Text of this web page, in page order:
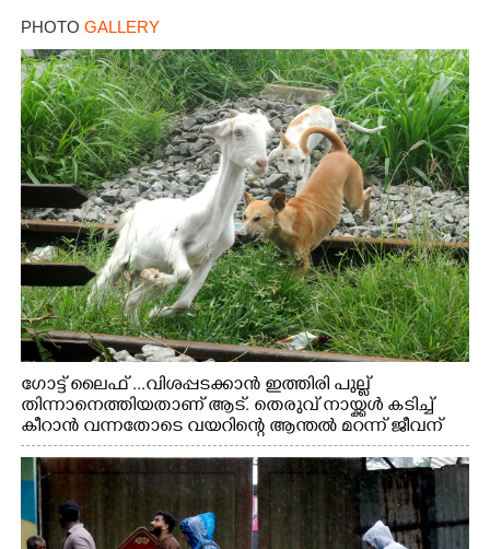
PHOTO GALLERY
ഗോട്ട് ലൈഫ് ...വിശപ്പടക്കാൻ ഇത്തിരി പുല്ല്
തിന്നാനെത്തിയതാണ് ആട്. തെരുവ് നായ്ക്കൾ കടിച്ച്
കീറാൻ വന്നതോടെ വയറിന്റെ ആന്തൽ മറന്ന് ജീവന്
വേണ്ടിയായി ഓട്ടം. എറണാകുളം വാത്തുരുത്തിയിൽ
നിന്നുള്ള കാഴ്ച